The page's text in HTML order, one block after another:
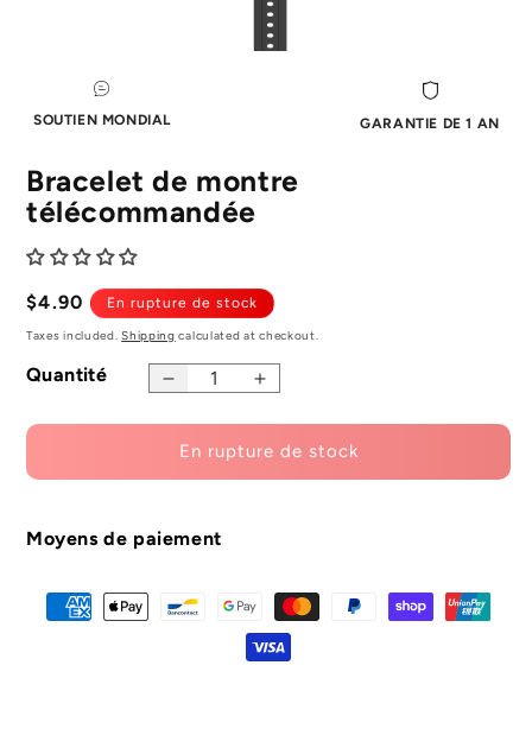
dans
modale
SOUTIEN MONDIAL GARANTIE DE 1 AN
Bracelet de montre
télécommandée
Prix
normal
$4.90 En rupture de stock
Taxes included.Shipping calculated at checkout.
Quantité
Diminuer
quantité
de
montre
Augmenter
quantité
pour
En rupture de stock
Moyens de paiement